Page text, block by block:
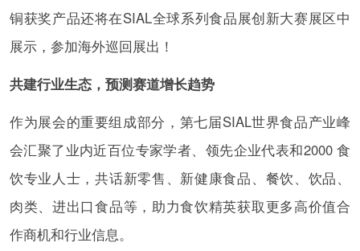
铜获奖产品还将在SIAL全球系列食品展创新大赛展区中
展示，参加海外巡回展出！
共建行业生态，预测赛道增长趋势
作为展会的重要组成部分，第七届SIAL世界食品产业峰
会汇聚了业内近百位专家学者、领先企业代表和2000 食
饮专业人士，共话新零售、新健康食品、餐饮、饮品、
肉类、进出口食品等，助力食饮精英获取更多高价值合
作商机和行业信息。